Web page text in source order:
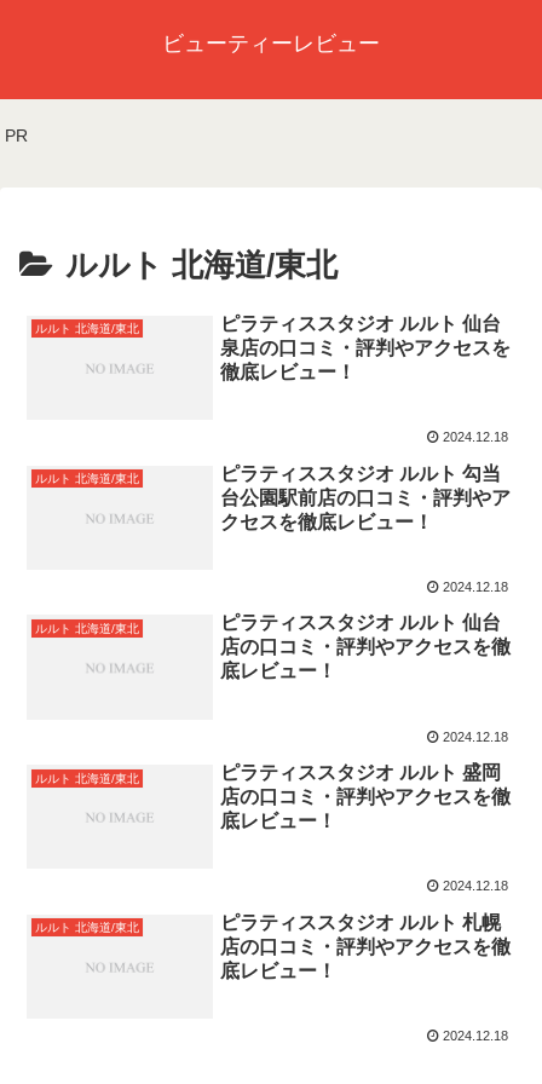
ビューティーレビュー
PR
ルルト 北海道/東北
ルルト 北海道/東北
ピラティススタジオ ルルト 仙台
泉店の口コミ・評判やアクセスを
徹底レビュー！
2024.12.18
ルルト 北海道/東北
ピラティススタジオ ルルト 勾当
台公園駅前店の口コミ・評判やア
クセスを徹底レビュー！
2024.12.18
ルルト 北海道/東北
ピラティススタジオ ルルト 仙台
店の口コミ・評判やアクセスを徹
底レビュー！
2024.12.18
ルルト 北海道/東北
ピラティススタジオ ルルト 盛岡
店の口コミ・評判やアクセスを徹
底レビュー！
2024.12.18
ルルト 北海道/東北
ピラティススタジオ ルルト 札幌
店の口コミ・評判やアクセスを徹
底レビュー！
2024.12.18